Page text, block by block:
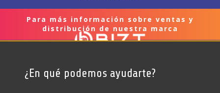
Para más información sobre ventas y
distribución de nuestra marca
¿En qué podemos ayudarte?